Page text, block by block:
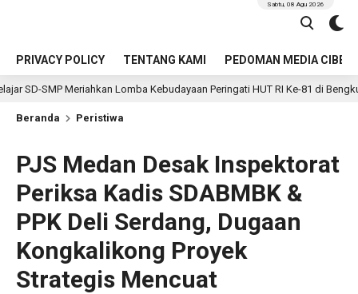
PRIVACY POLICY TENTANG KAMI PEDOMAN MEDIA CIBER
Sabtu, 08 Agu 2026
Lomba Kebudayaan Peringati HUT RI Ke-81 di Bengkulu Selatan
Beranda Peristiwa
PJS Medan Desak Inspektorat
Periksa Kadis SDABMBK &
PPK Deli Serdang, Dugaan
Kongkalikong Proyek
Strategis Mencuat